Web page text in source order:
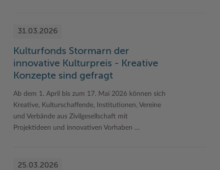
31.03.2026
Kulturfonds Stormarn der
innovative Kulturpreis - Kreative
Konzepte sind gefragt
Ab dem 1. April bis zum 17. Mai 2026 können sich
Kreative, Kulturschaffende, Institutionen, Vereine
und Verbände aus Zivilgesellschaft mit
Projektideen und innovativen Vorhaben …
25.03.2026